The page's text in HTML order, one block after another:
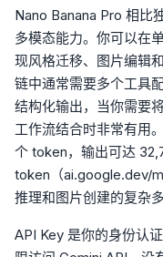
Nano Banana Pro 相比
多模态能力。你可以在
现风格迁移、图片编辑
链中通常需要多个工具
结构化输出，当你需要
工作流结合时非常有用
个 token，输出可达
token（ai.google.dev/
推理和图片创建的复杂
API Key 是你的身份认